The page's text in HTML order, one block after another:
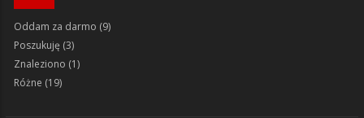
Oddam za darmo (9)
Poszukuję (3)
Znaleziono (1)
Różne (19)